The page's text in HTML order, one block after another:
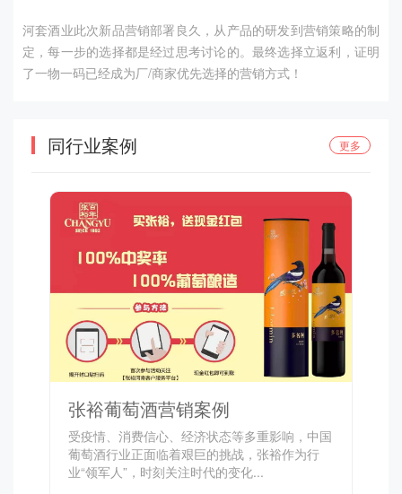
河套酒业此次新品营销部署良久，从产品的研发到营销策略的制
定，每一步的选择都是经过思考讨论的。最终选择立返利，证明
了一物一码已经成为厂/商家优先选择的营销方式！
同行业案例 更多
张裕葡萄酒营销案例
受疫情、消费信心、经济状态等多重影响，中国
葡萄酒行业正面临着艰巨的挑战，张裕作为行
业“领军人”，时刻关注时代的变化...